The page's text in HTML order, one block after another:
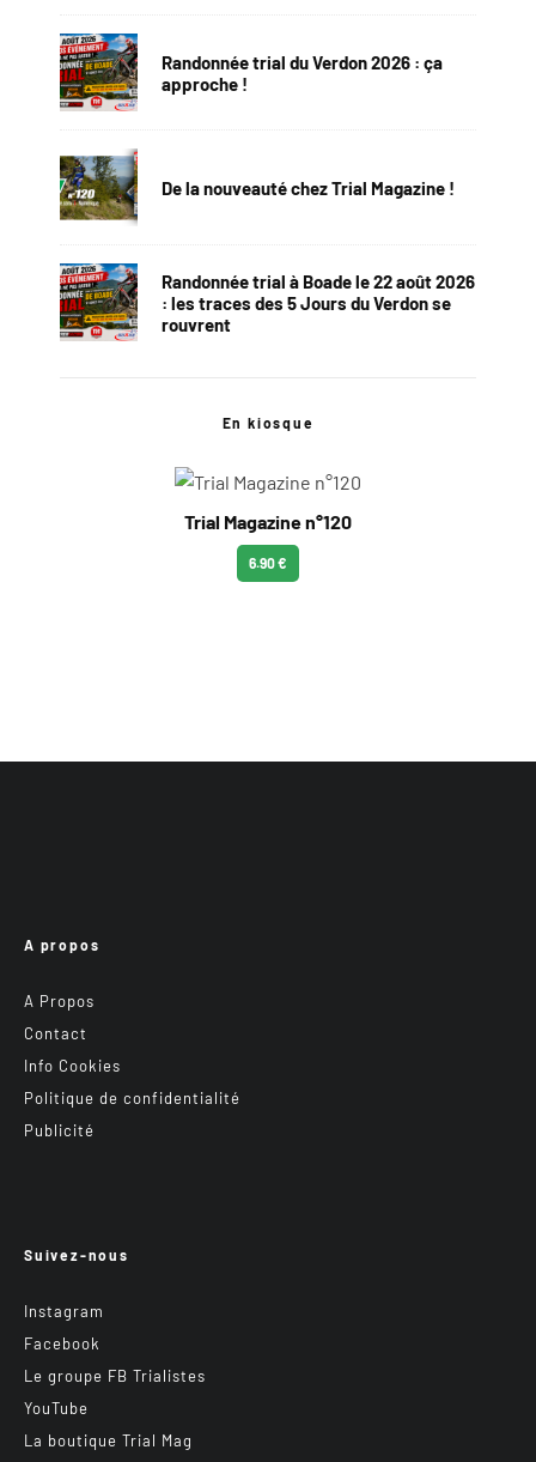
Randonnée trial du Verdon 2026 : ça
approche !
De la nouveauté chez Trial Magazine !
Randonnée trial à Boade le 22 août 2026
: les traces des 5 Jours du Verdon se
rouvrent
En kiosque
Trial Magazine n°120
6.90 €
A propos
A Propos
Contact
Info Cookies
Politique de confidentialité
Publicité
Suivez-nous
Instagram
Facebook
Le groupe FB Trialistes
YouTube
La boutique Trial Mag